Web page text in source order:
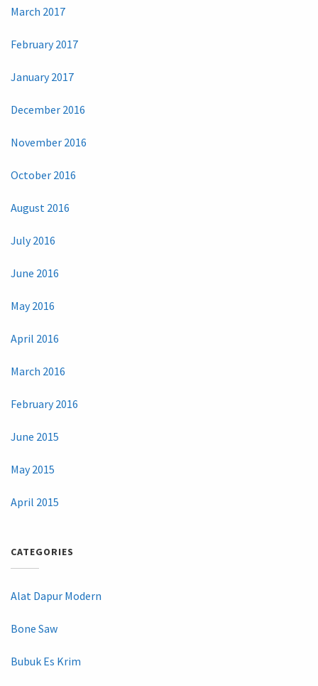
March 2017
February 2017
January 2017
December 2016
November 2016
October 2016
August 2016
July 2016
June 2016
May 2016
April 2016
March 2016
February 2016
June 2015
May 2015
April 2015
CATEGORIES
Alat Dapur Modern
Bone Saw
Bubuk Es Krim